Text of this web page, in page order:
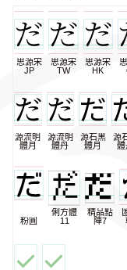
思源宋
JP
思源宋
TW
思源宋
HK
源流明
體月
源流明
體丹
源石黑
體月
源
體
粉圓
俐方體
11
精品點
陣7